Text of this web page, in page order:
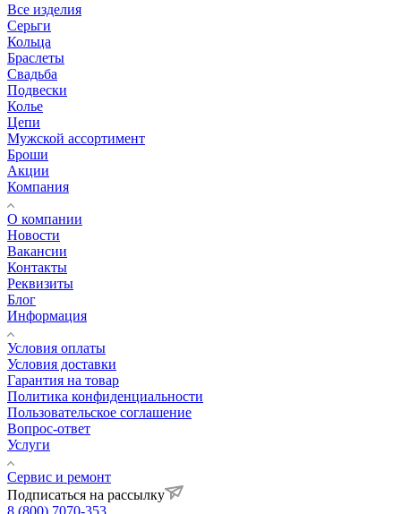
Все изделия
Серьги
Кольца
Браслеты
Свадьба
Подвески
Колье
Цепи
Мужской ассортимент
Броши
Акции
Компания
О компании
Новости
Вакансии
Контакты
Реквизиты
Блог
Информация
Условия оплаты
Условия доставки
Гарантия на товар
Политика конфиденциальности
Пользовательское соглашение
Вопрос-ответ
Услуги
Сервис и ремонт
Подписаться на рассылку
8 (800) 7070-353